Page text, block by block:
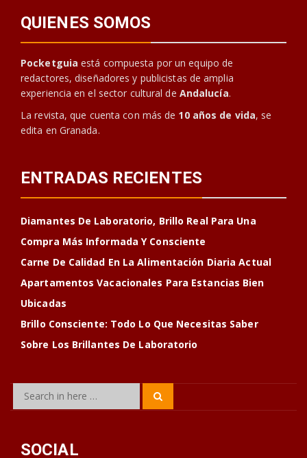
QUIENES SOMOS
Pocketguia está compuesta por un equipo de
redactores, diseñadores y publicistas de amplia
experiencia en el sector cultural de Andalucía.
La revista, que cuenta con más de 10 años de vida, se
edita en Granada.
ENTRADAS RECIENTES
Diamantes De Laboratorio, Brillo Real Para Una
Compra Más Informada Y Consciente
Carne De Calidad En La Alimentación Diaria Actual
Apartamentos Vacacionales Para Estancias Bien
Ubicadas
Brillo Consciente: Todo Lo Que Necesitas Saber
Sobre Los Brillantes De Laboratorio
Search
SOCIAL